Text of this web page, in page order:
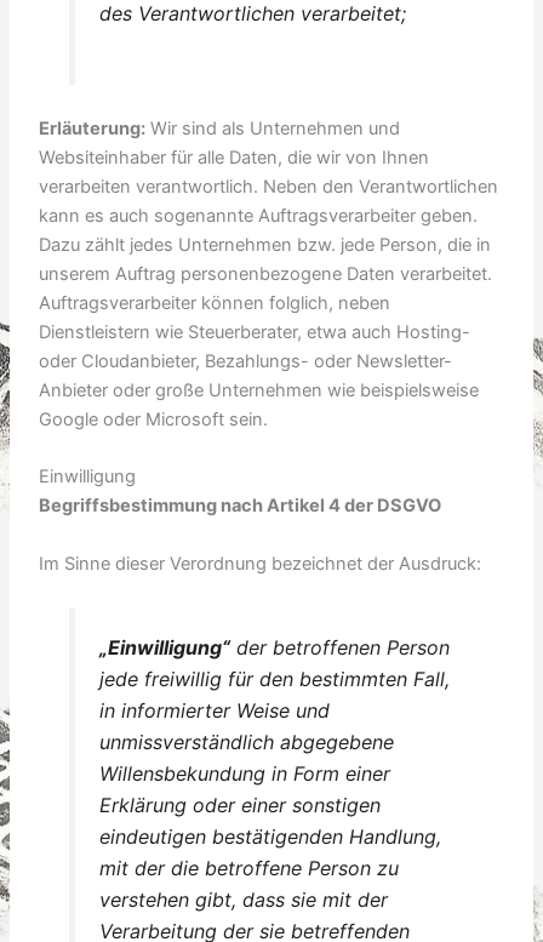
des Verantwortlichen verarbeitet;
Erläuterung: Wir sind als Unternehmen und
Websiteinhaber für alle Daten, die wir von Ihnen
verarbeiten verantwortlich. Neben den Verantwortlichen
kann es auch sogenannte Auftragsverarbeiter geben.
Dazu zählt jedes Unternehmen bzw. jede Person, die in
unserem Auftrag personenbezogene Daten verarbeitet.
Auftragsverarbeiter können folglich, neben
Dienstleistern wie Steuerberater, etwa auch Hosting-
oder Cloudanbieter, Bezahlungs- oder Newsletter-
Anbieter oder große Unternehmen wie beispielsweise
Google oder Microsoft sein.
Einwilligung
Begriffsbestimmung nach Artikel 4 der DSGVO
Im Sinne dieser Verordnung bezeichnet der Ausdruck:
„Einwilligung“der betroffenen Person
jede freiwillig für den bestimmten Fall,
in informierter Weise und
unmissverständlich abgegebene
Willensbekundung in Form einer
Erklärung oder einer sonstigen
eindeutigen bestätigenden Handlung,
mit der die betroffene Person zu
verstehen gibt, dass sie mit der
Verarbeitung der sie betreffenden